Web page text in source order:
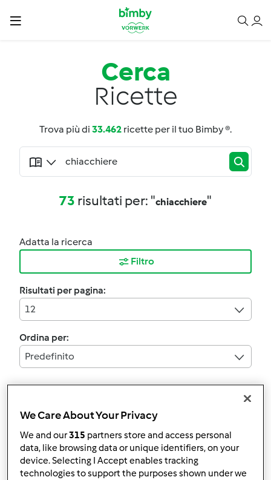
Cerca
Ricette
Trova più di 33.462 ricette per il tuo Bimby ®.
73 risultati per: "chiacchiere"
Adatta la ricerca
Filtro
Risultati per pagina:
12
Ordina per:
Predefinito
chiacchiere di
carnevale
daOspite
We Care About Your Privacy
We and our315 partners store and access personal
data, like browsing data or unique identifiers, on your
device. Selecting I Accept enables tracking
technologies to support the purposes shown under we